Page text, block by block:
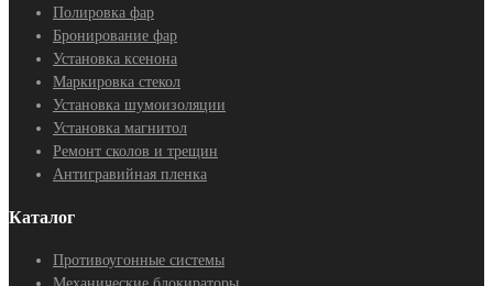
Полировка фар
Бронирование фар
Установка ксенона
Маркировка стекол
Установка шумоизоляции
Установка магнитол
Ремонт сколов и трещин
Антигравийная пленка
Каталог
Противоугонные системы